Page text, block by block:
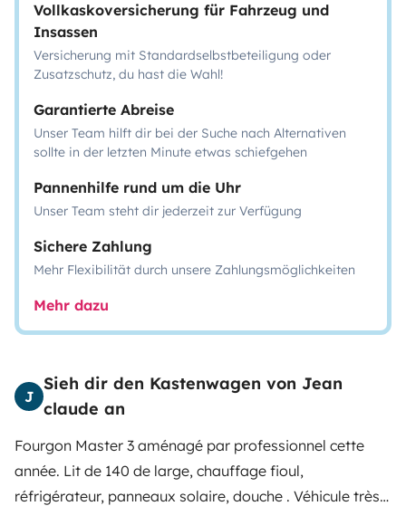
Vollkaskoversicherung für Fahrzeug und
Insassen
Versicherung mit Standardselbstbeteiligung oder
Zusatzschutz, du hast die Wahl!
Garantierte Abreise
Unser Team hilft dir bei der Suche nach Alternativen
sollte in der letzten Minute etwas schiefgehen
Pannenhilfe rund um die Uhr
Unser Team steht dir jederzeit zur Verfügung
Sichere Zahlung
Mehr Flexibilität durch unsere Zahlungsmöglichkeiten
Mehr dazu
J
Sieh dir den Kastenwagen von Jean
claude an
Fourgon Master 3 aménagé par professionnel cette
année. Lit de 140 de large, chauffage fioul,
réfrigérateur, panneaux solaire, douche . Véhicule très